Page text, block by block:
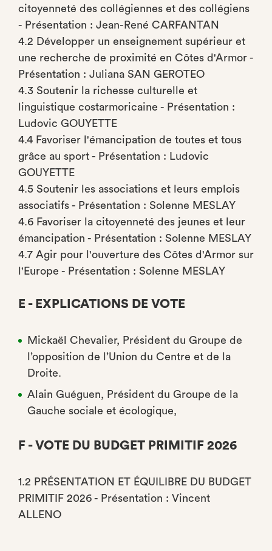
citoyenneté des collégiennes et des collégiens
- Présentation : Jean-René CARFANTAN
4.2 Développer un enseignement supérieur et
une recherche de proximité en Côtes d'Armor -
Présentation : Juliana SAN GEROTEO
4.3 Soutenir la richesse culturelle et
linguistique costarmoricaine - Présentation :
Ludovic GOUYETTE
4.4 Favoriser l'émancipation de toutes et tous
grâce au sport - Présentation : Ludovic
GOUYETTE
4.5 Soutenir les associations et leurs emplois
associatifs - Présentation : Solenne MESLAY
4.6 Favoriser la citoyenneté des jeunes et leur
émancipation - Présentation : Solenne MESLAY
4.7 Agir pour l'ouverture des Côtes d'Armor sur
l'Europe - Présentation : Solenne MESLAY
E - EXPLICATIONS DE VOTE
Mickaël Chevalier, Président du Groupe de
l’opposition de l’Union du Centre et de la
Droite.
Alain Guéguen, Président du Groupe de la
Gauche sociale et écologique,
F - VOTE DU BUDGET PRIMITIF 2026
1.2 PRÉSENTATION ET ÉQUILIBRE DU BUDGET
PRIMITIF 2026 - Présentation : Vincent
ALLENO